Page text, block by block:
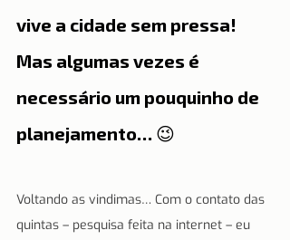
vive a cidade sem pressa!
Mas algumas vezes é
necessário um pouquinho de
planejamento… 😉
Voltando as vindimas… Com o contato das
quintas – pesquisa feita na internet – eu